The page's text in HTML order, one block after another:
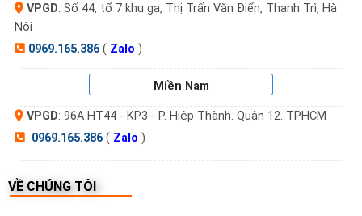
VPGD: Số 44, tổ 7 khu ga, Thị Trấn Văn Điển, Thanh Trì, Hà
Nội
0969.165.386( Zalo )
Miền Nam
VPGD: 96A HT44 - KP3 - P. Hiệp Thành. Quận 12. TPHCM
0969.165.386( Zalo )
VỀ CHÚNG TÔI